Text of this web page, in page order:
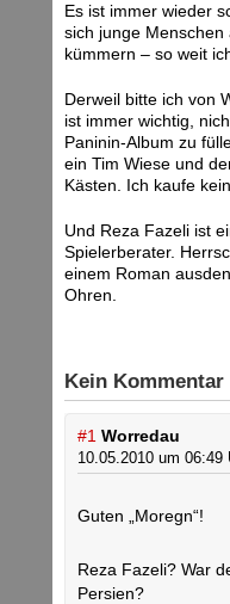
Es ist immer wieder
sich junge
kümmern – so weit
Derweil bitte ich von
ist immer wichtig,
Paninin-Album zu
ein Tim Wiese und
Kästen. Ich kaufe
Und Reza Fazeli ist
Spielerberater.
einem Roman
Ohren.
Kein Kommentar
#1 Worredau
10.05.2010 um 06:49
Guten „Moregn“!
Reza Fazeli? War
Persien?